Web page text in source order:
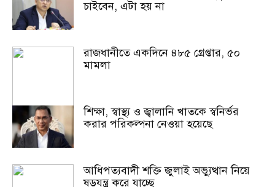
চাইবেন, এটা হয় না
রাজধানীতে একদিনে ৪৮৫ গ্রেপ্তার, ৫০
মামলা
শিক্ষা, স্বাস্থ্য ও জ্বালানি খাতকে স্বনির্ভর
করার পরিকল্পনা নেওয়া হয়েছে
আধিপত্যবাদী শক্তি জুলাই অভ্যুত্থান নিয়ে
ষড়যন্ত্র করে যাচ্ছে